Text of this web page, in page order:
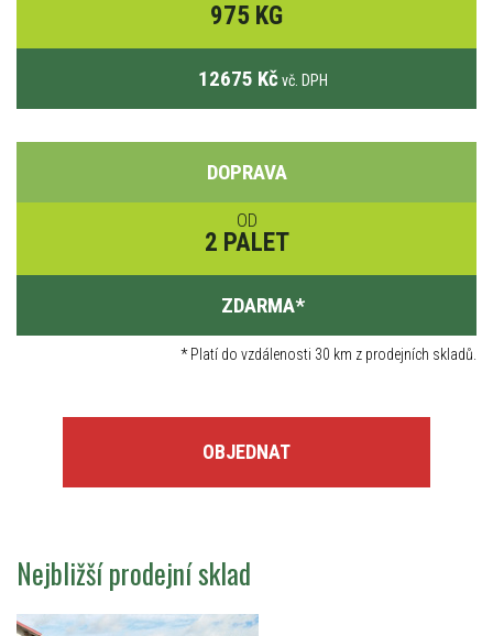
975 KG
12675 Kč vč. DPH
DOPRAVA
OD
2 PALET
ZDARMA*
*Platí do vzdálenosti 30 km z prodejních skladů.
OBJEDNAT
Nejbližší prodejní sklad